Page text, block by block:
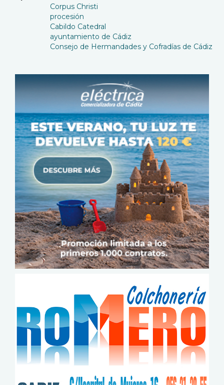
Corpus Christi
procesión
Cabildo Catedral
ayuntamiento de Cádiz
Consejo de Hermandades y Cofradías de Cádiz